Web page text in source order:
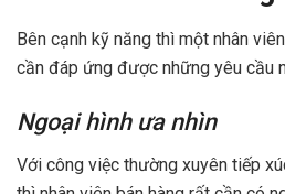
Bên cạnh kỹ năng thì một nhân
cần đáp ứng được những yêu cầu
Ngoại hình ưa nhìn
Với công việc thường xuyên tiếp